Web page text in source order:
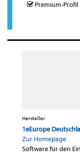
Premium-Profil
Hersteller
1eEurope
Zur Homepage
Software für den